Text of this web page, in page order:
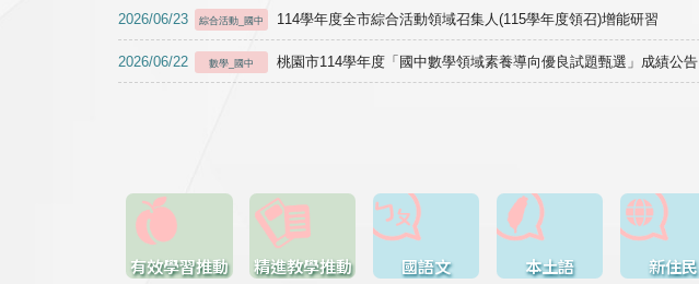
2026/06/23 綜合活動_國中 114學年度全市綜合活動領域召集人(115學年度領召)增能研習
2026/06/22 數學_國中 桃園市114學年度「國中數學領域素養導向優良試題甄選」成績公告
有效學習推動 精進教學推動 國語文 本土語 新住民